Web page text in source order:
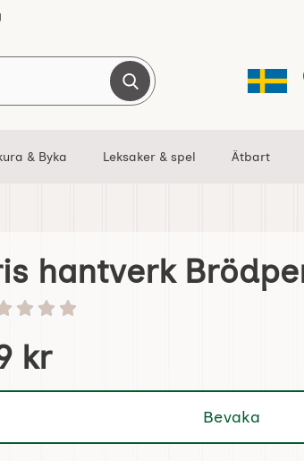
Genomför sökning
& Byka Leksaker & spel Ätbart
Brödpensel som favorit
hantverk
0 stjärnor av 5
denna produkt Iris hantverk Brödpensel
kr
Bevaka